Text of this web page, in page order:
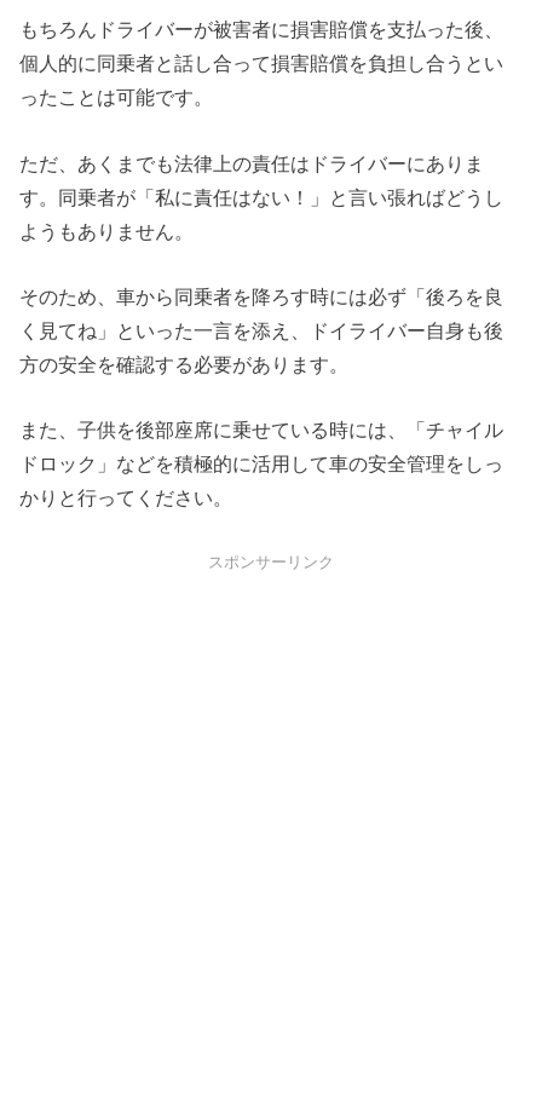
もちろんドライバーが被害者に損害賠償を支払った後、
個人的に同乗者と話し合って損害賠償を負担し合うとい
ったことは可能です。
ただ、あくまでも法律上の責任はドライバーにありま
す。同乗者が「私に責任はない！」と言い張ればどうし
ようもありません。
そのため、車から同乗者を降ろす時には必ず「後ろを良
く見てね」といった一言を添え、ドイライバー自身も後
方の安全を確認する必要があります。
また、子供を後部座席に乗せている時には、「チャイル
ドロック」などを積極的に活用して車の安全管理をしっ
かりと行ってください。
スポンサーリンク